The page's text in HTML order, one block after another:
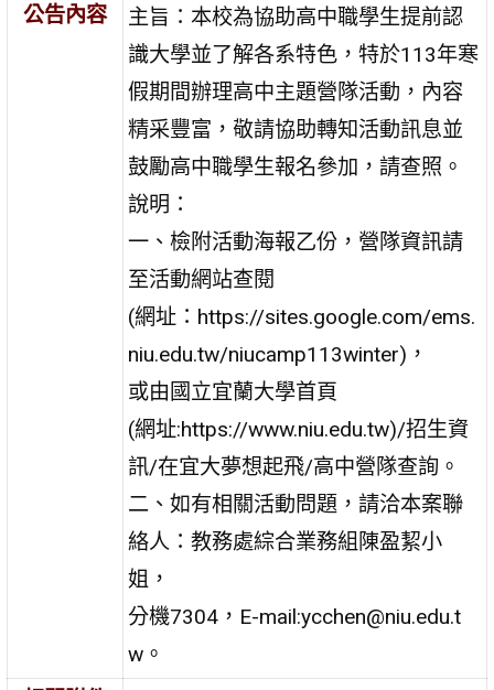
公告內容
主旨：本校為協助高中職學生提前認
識大學並了解各系特色，特於113年寒
假期間辦理高中主題營隊活動，內容
精采豐富，敬請協助轉知活動訊息並
鼓勵高中職學生報名參加，請查照。
說明：
一、檢附活動海報乙份，營隊資訊請
至活動網站查閱
(網址：https://sites.google.com/ems.
niu.edu.tw/niucamp113winter)，
或由國立宜蘭大學首頁
(網址:https://www.niu.edu.tw)/招生資
訊/在宜大夢想起飛/高中營隊查詢。
二、如有相關活動問題，請洽本案聯
絡人：教務處綜合業務組陳盈絜小
姐，
分機7304，E-mail:ycchen@niu.edu.t
w。